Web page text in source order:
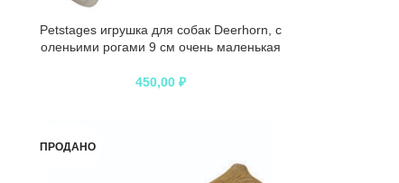
Petstages игрушка для собак Deerhorn, с
оленьими рогами 9 см очень маленькая
450,00₽
ПРОДАНО